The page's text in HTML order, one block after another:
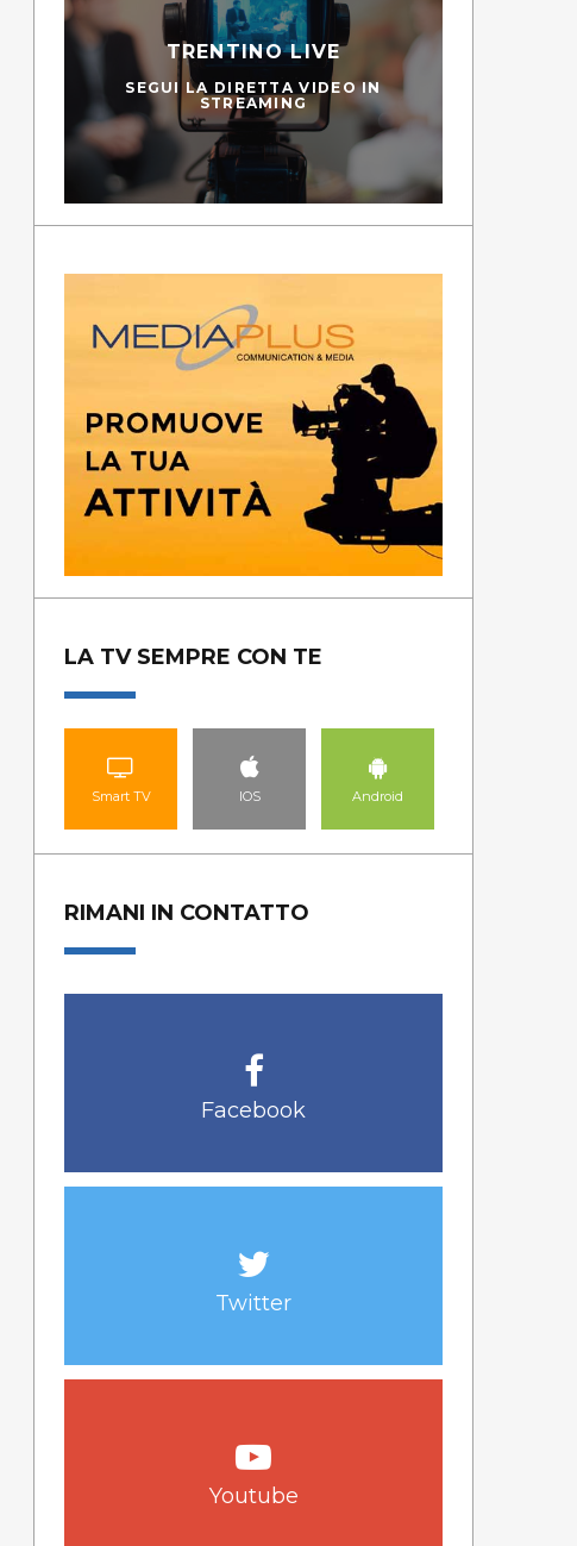
TRENTINO LIVE
SEGUI LA DIRETTA VIDEO IN
STREAMING
LA TV SEMPRE CON TE
Smart TV IOS Android
RIMANI IN CONTATTO
Facebook
Twitter
Youtube